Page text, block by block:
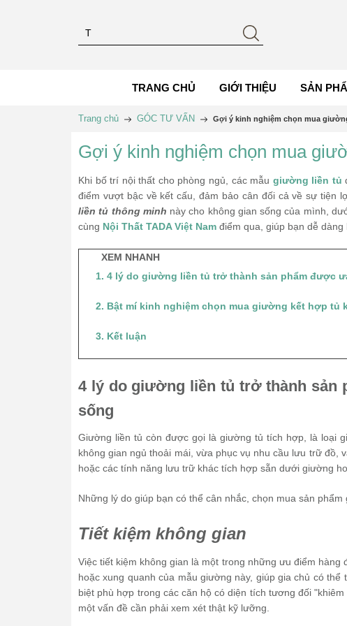
TRANG CHỦ GIỚI THIỆU SẢN
Trang chủ GÓC TƯ VẤN Gợi ý kinh nghiệm chọn mua
Gợi ý kinh nghiệm chọn mua
Khi bố trí nội thất cho phòng ngủ, các mẫu giường liền tủ
điểm vượt bậc về kết cấu, đảm bảo cân đối cả về sự tiện
liền tủ thông minh này cho không gian sống của mình,
cùng Nội Thất TADA Việt Nam điểm qua, giúp bạn dễ
XEM NHANH
1. 4 lý do giường liền tủ trở thành sản phẩm được
2. Bật mí kinh nghiệm chọn mua giường kết hợp tủ
3. Kết luận
4 lý do giường liền tủ trở thành sản
sống
Giường liền tủ còn được gọi là giường tủ tích hợp, là loại
không gian ngủ thoải mái, vừa phục vụ nhu cầu lưu trữ
hoặc các tính năng lưu trữ khác tích hợp sẵn dưới giường
Những lý do giúp bạn có thể cân nhắc, chọn mua sản
Tiết kiệm không gian
Việc tiết kiệm không gian là một trong những ưu điểm hàng
hoặc xung quanh của mẫu giường này, giúp gia chủ có
biệt phù hợp trong các căn hộ có diện tích tương đối
một vấn đề cần phải xem xét thật kỹ lưỡng.